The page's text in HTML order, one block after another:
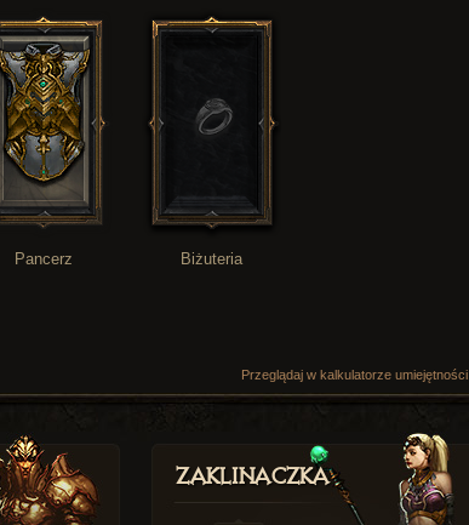
Pancerz Biżuteria
Przeglądaj w kalkulatorze umiejętności
Zaklinaczka